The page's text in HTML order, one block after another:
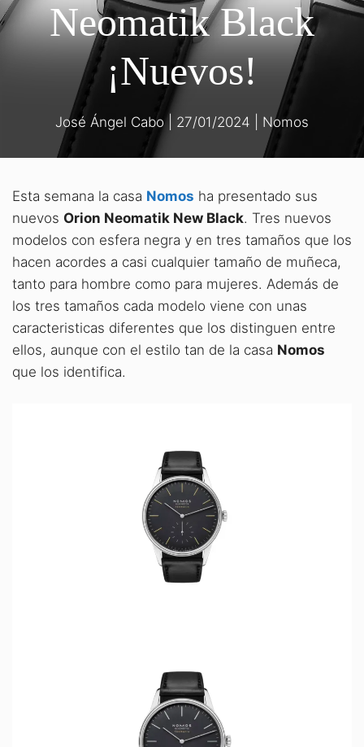
Neomatik Black
¡Nuevos!
José Ángel Cabo| 27/01/2024 Nomos
Esta semana la casa Nomos ha presentado sus
nuevos Orion Neomatik New Black. Tres nuevos
modelos con esfera negra y en tres tamaños que los
hacen acordes a casi cualquier tamaño de muñeca,
tanto para hombre como para mujeres. Además de
los tres tamaños cada modelo viene con unas
caracteristicas diferentes que los distinguen entre
ellos, aunque con el estilo tan de la casa Nomos
que los identifica.